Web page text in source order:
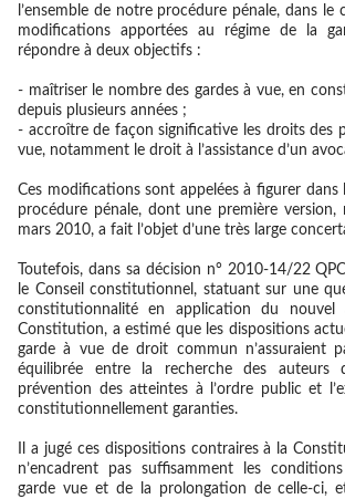
l’ensemble de notre procédure pénale, dans le
modifications apportées au régime de la
répondre à deux objectifs :
- maîtriser le nombre des gardes à vue, en
depuis plusieurs années ;
- accroître de façon significative les droits des
vue, notamment le droit à l’assistance d’un
Ces modifications sont appelées à figurer dans
procédure pénale, dont une première version,
mars 2010, a fait l’objet d’une très large
Toutefois, dans sa décision n° 2010-14/22
le Conseil constitutionnel, statuant sur une
constitutionnalité en application du
Constitution, a estimé que les dispositions
garde à vue de droit commun n’assuraient
équilibrée entre la recherche des auteurs
prévention des atteintes à l’ordre public et
constitutionnellement garanties.
Il a jugé ces dispositions contraires à la
n’encadrent pas suffisamment les
garde vue et de la prolongation de celle-ci,